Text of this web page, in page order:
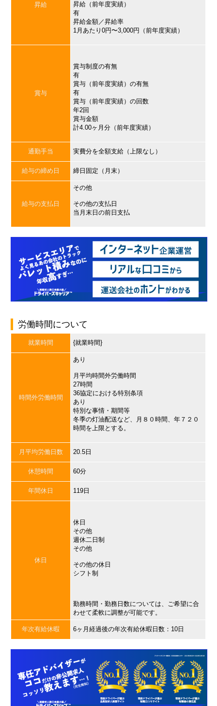
昇給
昇給（前年度実績）
有
昇給金額／昇給率
1月あたり0円〜3,000円（前年度実績）
賞与
賞与制度の有無
有
賞与（前年度実績）の有無
有
賞与（前年度実績）の回数
年2回
賞与金額
計4.00ヶ月分（前年度実績）
通勤手当 実費分を全額支給（上限なし）
給与の締め日 締日固定（月末）
給与の支払日
その他
その他の支払日
当月末日の前日支払
労働時間について
就業時間 {就業時間}
時間外労働時間
あり
月平均時間外労働時間
27時間
36協定における特別条項
あり
特別な事情・期間等
冬季の灯油配送など、月８０時間、年７２０
時間を上限とする。
月平均労働日数 20.5日
休憩時間 60分
年間休日 119日
休日
休日
その他
週休二日制
その他
その他の休日
シフト制
勤務時間・勤務日数については、ご希望に合
わせて柔軟に調整が可能です。
年次有給休暇 6ヶ月経過後の年次有給休暇日数：10日